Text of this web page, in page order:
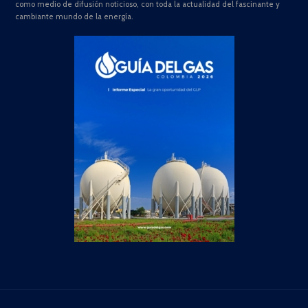
como medio de difusión noticioso, con toda la actualidad del fascinante y
cambiante mundo de la energía.